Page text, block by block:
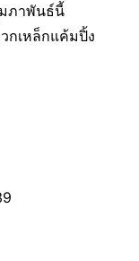
ภาพันธ์นี้
กเหล็กแค้มปิ้ง